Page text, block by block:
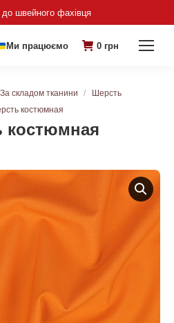
до швейного фахівця
Ми працюємо 0 грн
костюмная
За складом тканини
Шерсть
костюмная